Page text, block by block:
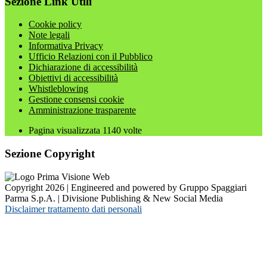
Cookie policy
Note legali
Informativa Privacy
Ufficio Relazioni con il Pubblico
Dichiarazione di accessibilità
Obiettivi di accessibilità
Whistleblowing
Gestione consensi cookie
Amministrazione trasparente
Pagina visualizzata 1140 volte
Sezione Copyright
Copyright 2026 | Engineered and powered by Gruppo Spaggiari
Parma S.p.A. | Divisione Publishing & New Social Media
Disclaimer trattamento dati personali